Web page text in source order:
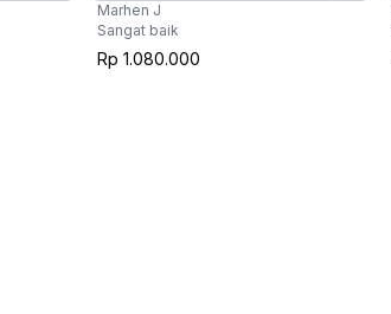
Marhen J
Sangat baik
Rp 1.080.000